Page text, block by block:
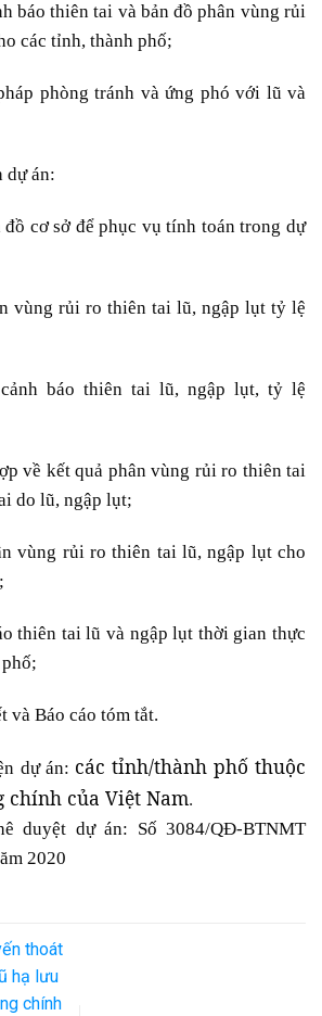
báo thiên tai và bản đồ phân vùng rủi
các tỉnh, thành phố;
phòng tránh và ứng phó với lũ và
dự án:
đồ cơ sở để phục vụ tính toán trong dự
vùng rủi ro thiên tai lũ, ngập lụt tỷ lệ
báo thiên tai lũ, ngập lụt, tỷ lệ
về kết quả phân vùng rủi ro thiên tai
do lũ, ngập lụt;
vùng rủi ro thiên tai lũ, ngập lụt cho
thiên tai lũ và ngập lụt thời gian thực
và Báo cáo tóm tắt.
dự án: các tỉnh/thành phố thuộc
chính của Việt Nam.
duyệt dự án: Số 3084/QĐ-BTNMT
2020
thoát
hạ lưu
chính